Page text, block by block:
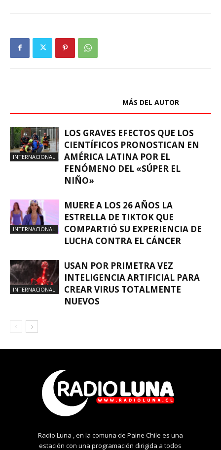
MÁS DEL AUTOR
INTERNACIONAL
LOS GRAVES EFECTOS QUE LOS
CIENTÍFICOS PRONOSTICAN EN
AMÉRICA LATINA POR EL
FENÓMENO DEL «SÚPER EL
NIÑO»
INTERNACIONAL
MUERE A LOS 26 AÑOS LA
ESTRELLA DE TIKTOK QUE
COMPARTIÓ SU EXPERIENCIA DE
LUCHA CONTRA EL CÁNCER
INTERNACIONAL
USAN POR PRIMETRA VEZ
INTELIGENCIA ARTIFICIAL PARA
CREAR VIRUS TOTALMENTE
NUEVOS
Radio Luna , en la comuna de Paine Chile es una
estación con una programación dirigida a todos